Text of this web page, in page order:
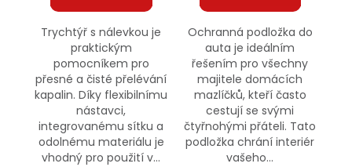
Trychtýř s nálevkou je
praktickým
pomocníkem pro
přesné a čisté přelévání
kapalin. Díky flexibilnímu
nástavci,
integrovanému sítku a
odolnému materiálu je
vhodný pro použití v...
Ochranná podložka do
auta je ideálním
řešením pro všechny
majitele domácích
mazlíčků, kteří často
cestují se svými
čtyřnohými přáteli. Tato
podložka chrání interiér
vašeho...